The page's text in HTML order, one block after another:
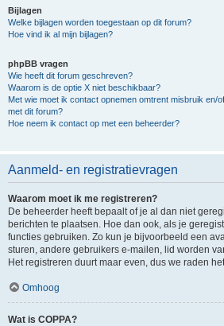
Bijlagen
Welke bijlagen worden toegestaan op dit forum?
Hoe vind ik al mijn bijlagen?
phpBB vragen
Wie heeft dit forum geschreven?
Waarom is de optie X niet beschikbaar?
Met wie moet ik contact opnemen omtrent misbruik en/
met dit forum?
Hoe neem ik contact op met een beheerder?
Aanmeld- en registratievragen
Waarom moet ik me registreren?
De beheerder heeft bepaalt of je al dan niet
berichten te plaatsen. Hoe dan ook, als je
functies gebruiken. Zo kun je bijvoorbeeld een
sturen, andere gebruikers e-mailen, lid worden
Het registreren duurt maar even, dus we raden
Omhoog
Wat is COPPA?